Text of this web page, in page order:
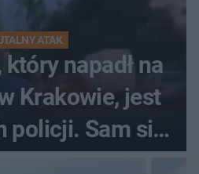
ATAK
napadł na
Krakowie, jest
policji. Sam się